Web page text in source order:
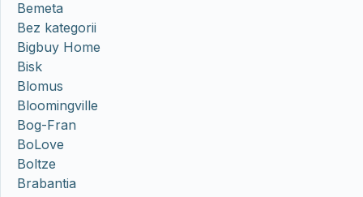
Bemeta
Bez kategorii
Bigbuy Home
Bisk
Blomus
Bloomingville
Bog-Fran
BoLove
Boltze
Brabantia